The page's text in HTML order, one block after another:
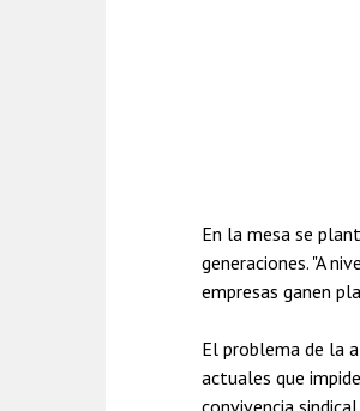
En la mesa se
generaciones. "A
empresas ganen
El problema de la
actuales que